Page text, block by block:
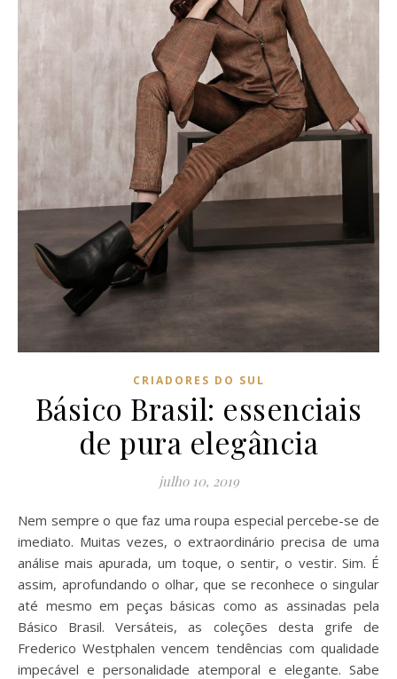
CRIADORES DO SUL
Básico Brasil: essenciais
de pura elegância
julho 10, 2019
Nem sempre o que faz uma roupa especial percebe-se de
imediato. Muitas vezes, o extraordinário precisa de uma
análise mais apurada, um toque, o sentir, o vestir. Sim. É
assim, aprofundando o olhar, que se reconhece o singular
até mesmo em peças básicas como as assinadas pela
Básico Brasil. Versáteis, as coleções desta grife de
Frederico Westphalen vencem tendências com qualidade
impecável e personalidade atemporal e elegante. Sabe